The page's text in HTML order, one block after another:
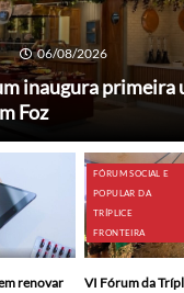
06/08/2026
inaugura primeira
Foz
renovar
FÓRUM SOCIAL E
POPULAR DA
TRÍPLICE
FRONTEIRA
VI Fórum da